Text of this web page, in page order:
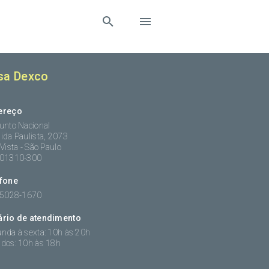
Dexco
Nacional
Paulista, 2073
- São Paulo
300
1670
de atendimento
à sexta: 10h às 20h
10h às 18h